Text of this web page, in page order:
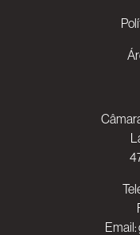
Email: